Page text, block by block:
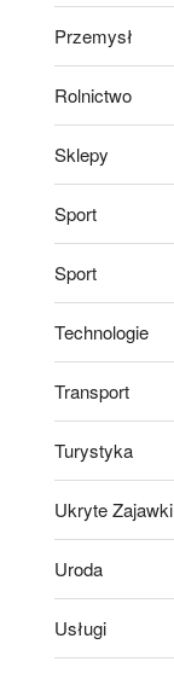
Przemysł
Rolnictwo
Sklepy
Sport
Sport
Technologie
Transport
Turystyka
Ukryte Zajawki
Uroda
Usługi